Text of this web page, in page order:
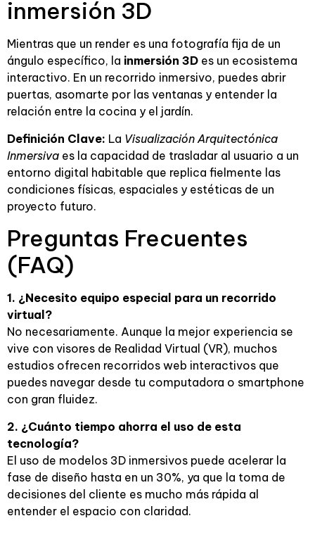
inmersión 3D
Mientras que un render es una fotografía fija de un
ángulo específico, la inmersión 3D es un ecosistema
interactivo. En un recorrido inmersivo, puedes abrir
puertas, asomarte por las ventanas y entender la
relación entre la cocina y el jardín.
Definición Clave: La Visualización Arquitectónica
Inmersiva es la capacidad de trasladar al usuario a un
entorno digital habitable que replica fielmente las
condiciones físicas, espaciales y estéticas de un
proyecto futuro.
Preguntas Frecuentes
(FAQ)
1. ¿Necesito equipo especial para un recorrido
virtual?
No necesariamente. Aunque la mejor experiencia se
vive con visores de Realidad Virtual (VR), muchos
estudios ofrecen recorridos web interactivos que
puedes navegar desde tu computadora o smartphone
con gran fluidez.
2. ¿Cuánto tiempo ahorra el uso de esta
tecnología?
El uso de modelos 3D inmersivos puede acelerar la
fase de diseño hasta en un 30%, ya que la toma de
decisiones del cliente es mucho más rápida al
entender el espacio con claridad.